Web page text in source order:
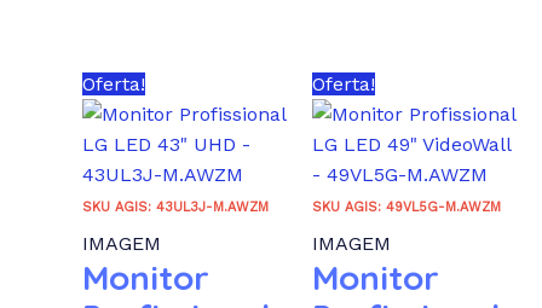
Oferta!
SKU AGIS: 43UL3J-M.AWZM
IMAGEM
Monitor
Oferta!
SKU AGIS: 49VL5G-M.AWZM
IMAGEM
Monitor